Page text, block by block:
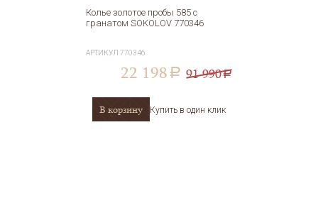
Колье золотое пробы 585 с
гранатом SOKOLOV 770346
АРТИКУЛ770346
22 198 a 91 990a
В корзину Купить в один клик